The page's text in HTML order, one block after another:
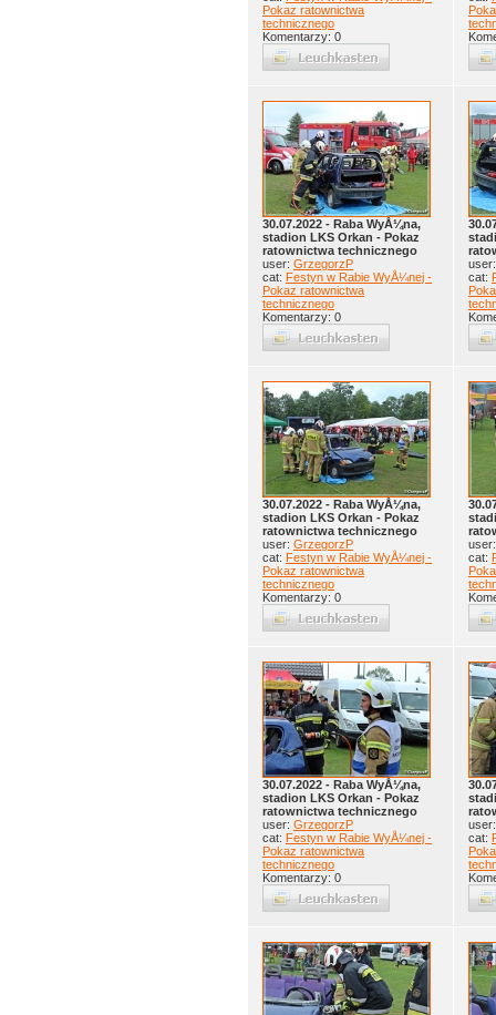
Pokaz ratownictwa
technicznego
Komentarzy: 0
30.07.2022 - Raba WyÅ¼na,
stadion LKS Orkan - Pokaz
ratownictwa technicznego
user: GrzegorzP
cat: Festyn w Rabie WyÅ¼nej -
Pokaz ratownictwa
technicznego
Komentarzy: 0
cat:
30.07.2022 - Raba WyÅ¼na,
stadion LKS Orkan - Pokaz
ratownictwa technicznego
user: GrzegorzP
cat: Festyn w Rabie WyÅ¼nej -
Pokaz ratownictwa
technicznego
Komentarzy: 0
cat:
30.07.2022 - Raba WyÅ¼na,
stadion LKS Orkan - Pokaz
ratownictwa technicznego
user: GrzegorzP
cat: Festyn w Rabie WyÅ¼nej -
Pokaz ratownictwa
technicznego
Komentarzy: 0
cat: